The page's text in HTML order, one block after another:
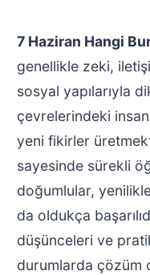
7 Haziran Hangi
genellikle zeki,
sosyal yapılarıyla
çevrelerindeki
yeni fikirler
sayesinde sürekli
doğumlular,
da oldukça
düşünceleri ve
durumlarda çözüm